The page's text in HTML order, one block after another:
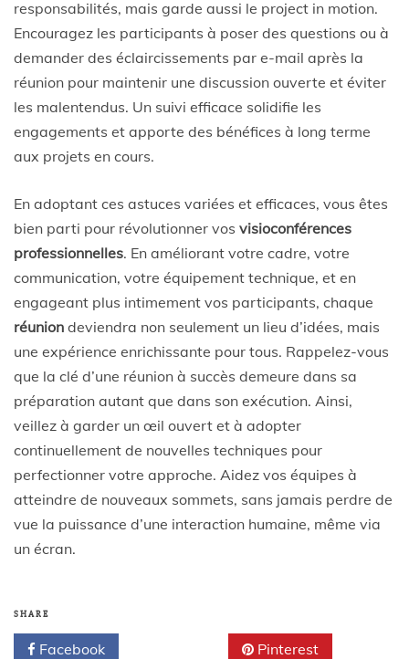
responsabilités, mais garde aussi le project in motion.
Encouragez les participants à poser des questions ou à
demander des éclaircissements par e-mail après la
réunion pour maintenir une discussion ouverte et éviter
les malentendus. Un suivi efficace solidifie les
engagements et apporte des bénéfices à long terme
aux projets en cours.
En adoptant ces astuces variées et efficaces, vous êtes
bien parti pour révolutionner vos visioconférences
professionnelles. En améliorant votre cadre, votre
communication, votre équipement technique, et en
engageant plus intimement vos participants, chaque
réunion deviendra non seulement un lieu d’idées, mais
une expérience enrichissante pour tous. Rappelez-vous
que la clé d’une réunion à succès demeure dans sa
préparation autant que dans son exécution. Ainsi,
veillez à garder un œil ouvert et à adopter
continuellement de nouvelles techniques pour
perfectionner votre approche. Aidez vos équipes à
atteindre de nouveaux sommets, sans jamais perdre de
vue la puissance d’une interaction humaine, même via
un écran.
SHARE
Facebook Pinterest